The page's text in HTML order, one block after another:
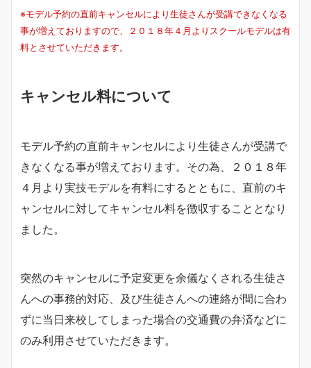
※モデル予約の直前キャンセルにより生徒さんが受講できなくなる
事が増えておりますので、２０１８年４月よりスクールモデルは有
料とさせていただきます。
キャンセル料について
モデル予約の直前キャンセルにより生徒さんが受講で
きなくなる事が増えております。その為、２０１８年
４月より実技モデルを有料にするとともに、直前のキ
ャンセルに対してキャンセル料を徴収することとなり
ました。
突然のキャンセルに予定変更を余儀なくされる生徒さ
んへの事務的対応、及び生徒さんへの連絡が間に合わ
ずに当日来校してしまった場合の交通費の弁済などに
のみ利用させていただきます。